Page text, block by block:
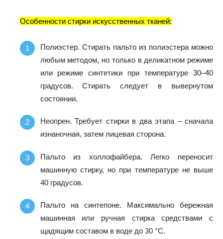
Особенности стирки искусственных тканей:
Полиэстер. Стирать пальто из полиэстера можно
любым методом, но только в деликатном режиме
или режиме синтетики при температуре 30–40
градусов. Стирать следует в вывернутом
состоянии.
Неопрен. Требует стирки в два этапа – сначала
изнаночная, затем лицевая сторона.
Пальто из холлофайбера. Легко переносит
машинную стирку, но при температуре не выше
40 градусов.
Пальто на синтепоне. Максимально бережная
машинная или ручная стирка средствами с
щадящим составом в воде до 30 °C.